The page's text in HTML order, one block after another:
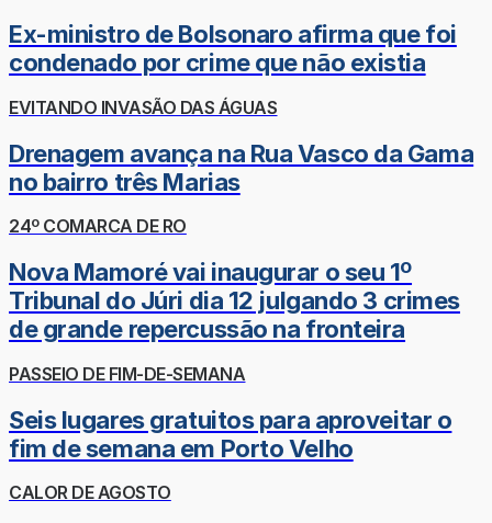
Ex-ministro de Bolsonaro afirma que foi
condenado por crime que não existia
EVITANDO INVASÃO DAS ÁGUAS
Drenagem avança na Rua Vasco da Gama
no bairro três Marias
24º COMARCA DE RO
Nova Mamoré vai inaugurar o seu 1º
Tribunal do Júri dia 12 julgando 3 crimes
de grande repercussão na fronteira
PASSEIO DE FIM-DE-SEMANA
Seis lugares gratuitos para aproveitar o
fim de semana em Porto Velho
CALOR DE AGOSTO